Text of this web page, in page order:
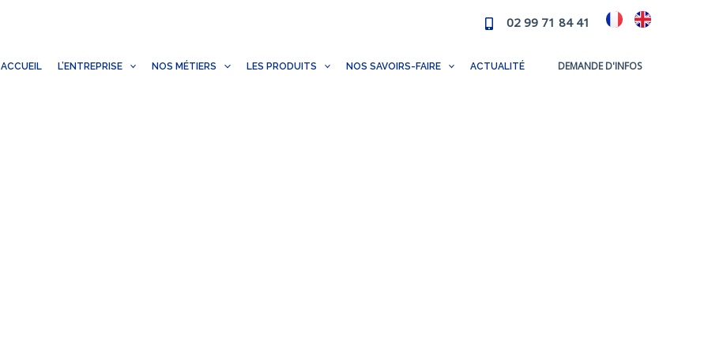
02 99 71 84 41
ACCUEIL L’ENTREPRISE NOS MÉTIERS LES PRODUITS NOS SAVOIRS-FAIRE ACTUALITÉ DEMANDE D'INFOS